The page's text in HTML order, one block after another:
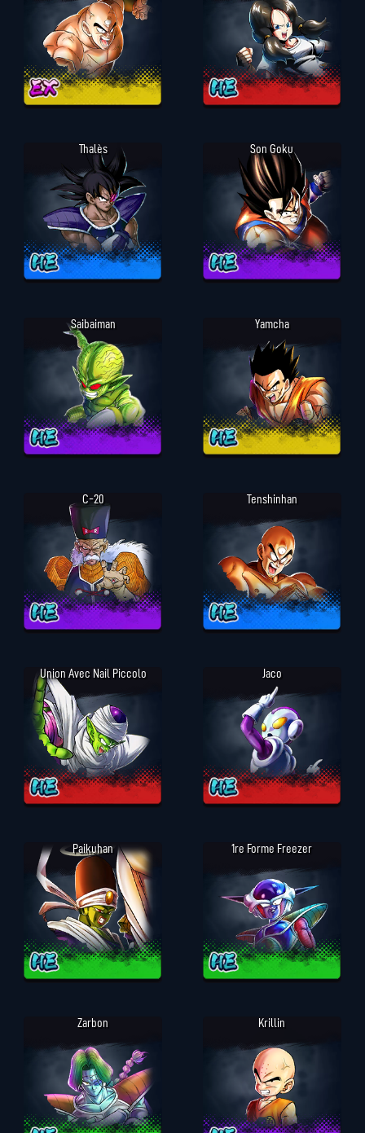
Thalès Son Goku
Saibaiman Yamcha
C-20 Tenshinhan
Union Avec Nail Piccolo Jaco
Paikuhan 1re Forme Freezer
Zarbon Krillin